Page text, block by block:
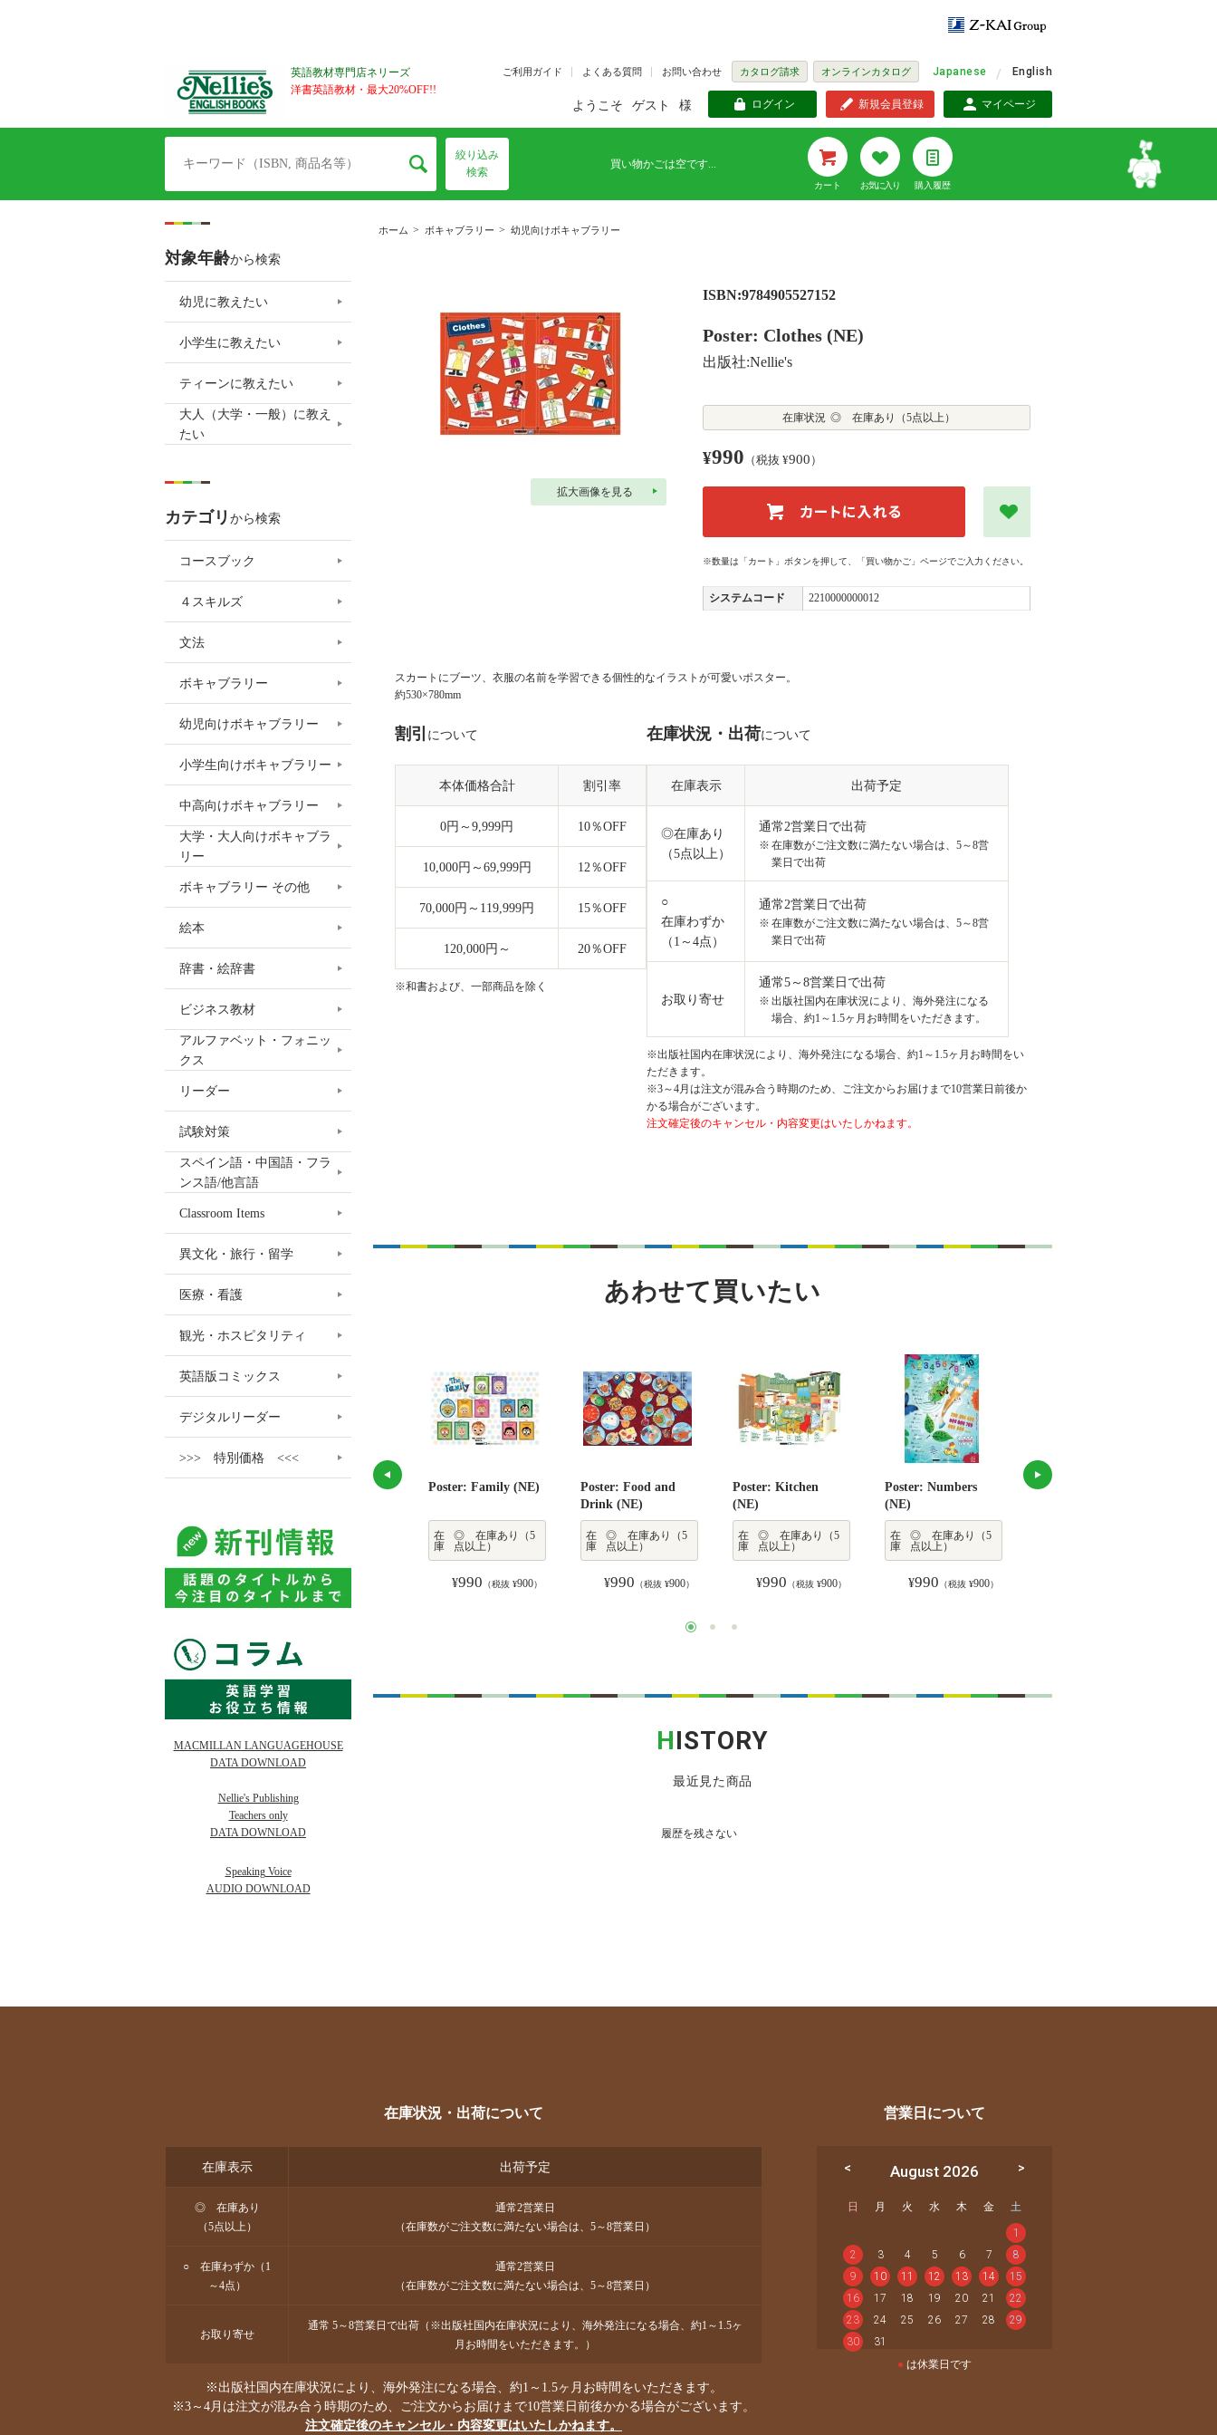
英語教材専門店ネリーズ
洋書英語教材・最大20%OFF!!
ご利用ガイド よくある質問 お問い合わせ カタログ請求 オンラインカタログ Japanese English
ようこそ ゲスト 様 ログイン 新規会員登録 マイページ
絞り込み
検索
買い物かごは空です...
カート お気に入り 購入履歴
ホーム > ボキャブラリー > 幼児向けボキャブラリー
拡大画像を見る
ISBN:9784905527152
Poster: Clothes (NE)
出版社:Nellie's
在庫状況 ◎ 在庫あり（5点以上）
¥990 （税抜 ¥900 ）
※数量は「カート」ボタンを押して、「買い物かご」ページでご入力ください。
システムコード 2210000000012
スカートにブーツ、衣服の名前を学習できる個性的なイラストが可愛いポスター。
約530×780mm
割引 について
本体価格合計 割引率
0円～9,999円 10％OFF
10,000円～69,999円 12％OFF
70,000円～119,999円 15％OFF
120,000円～ 20％OFF
※和書および、一部商品を除く
在庫状況・出荷について
在庫表示 出荷予定
◎在庫あり
（5点以上）
通常2営業日で出荷
在庫数がご注文数に満たない場合は、5～8営
業日で出荷
○
在庫わずか
（1～4点）
通常2営業日で出荷
在庫数がご注文数に満たない場合は、5～8営
業日で出荷
お取り寄せ
通常5～8営業日で出荷
出版社国内在庫状況により、海外発注になる
場合、約1～1.5ヶ月お時間をいただきます。
※出版社国内在庫状況により、海外発注になる場合、約1～1.5ヶ月お時間をい
ただきます。
※3～4月は注文が混み合う時期のため、ご注文からお届けまで10営業日前後か
かる場合がございます。
注文確定後のキャンセル・内容変更はいたしかねます。
あわせて買いたい
◎ 在庫あり（5
点以上）
（税抜 ¥900）
Poster: Where Are
在
庫
◎ 在庫あり（5
点以上）
¥990（税抜 ¥
Poster: Family (NE)
在
庫
◎ 在庫あり（5
点以上）
¥990 （税抜 ¥900）
Poster: Food and
Drink (NE)
在
庫
◎ 在庫あり（5
点以上）
¥990 （税抜 ¥900）
Poster: Kitchen
(NE)
在
庫
◎ 在庫あり（5
点以上）
¥990 （税抜 ¥900）
Poster: Numbers
(NE)
在
庫
◎ 在庫あり（5
点以上）
¥990 （税抜 ¥900）
Poster: Outside the
HISTORY
最近見た商品
履歴を残さない
対象年齢から検索
幼児に教えたい
小学生に教えたい
ティーンに教えたい
大人（大学・一般）に教え
たい
カテゴリ から検索
コースブック
４スキルズ
文法
ボキャブラリー
幼児向けボキャブラリー
小学生向けボキャブラリー
中高向けボキャブラリー
大学・大人向けボキャブラ
リー
ボキャブラリー その他
絵本
辞書・絵辞書
ビジネス教材
アルファベット・フォニッ
クス
リーダー
試験対策
スペイン語・中国語・フラ
ンス語/他言語
Classroom Items
異文化・旅行・留学
医療・看護
観光・ホスピタリティ
英語版コミックス
デジタルリーダー
>>> 特別価格 <<<
MACMILLAN LANGUAGEHOUSE
DATA DOWNLOAD
Nellie's Publishing
Teachers only
DATA DOWNLOAD
Speaking Voice
AUDIO DOWNLOAD
在庫状況・出荷について
在庫表示 出荷予定
◎ 在庫あり
（5点以上）
通常2営業日
（在庫数がご注文数に満たない場合は、5～8営業日）
○ 在庫わずか（1
～4点）
通常2営業日
（在庫数がご注文数に満たない場合は、5～8営業日）
お取り寄せ
通常 5～8営業日で出荷（※出版社国内在庫状況により、海外発注になる場合、約1～1.5ヶ
月お時間をいただきます。）
※出版社国内在庫状況により、海外発注になる場合、約1～1.5ヶ月お時間をいただきます。
※3～4月は注文が混み合う時期のため、ご注文からお届けまで10営業日前後かかる場合がございます。
注文確定後のキャンセル・内容変更はいたしかねます。
営業日について
August 2026
日 月 火 水 木 金 土
1
2
3 4 5 6 7
8
9
10 11 12 13 14
15
16
17 18 19 20 21
22
23
24 25 26 27 28
29
30
31
● は休業日です